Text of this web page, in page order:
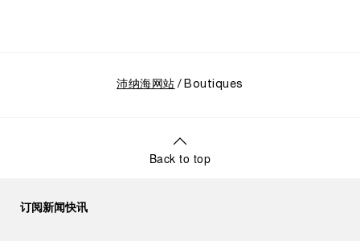
沛纳海网站 Boutiques
Back to top
订阅新闻快讯